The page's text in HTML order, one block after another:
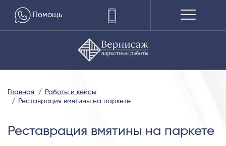
Помощь
Главная
Работы и кейсы
Реставрация вмятины на паркете
Реставрация вмятины на паркете